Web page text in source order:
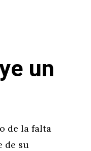
un
de la falta
de su